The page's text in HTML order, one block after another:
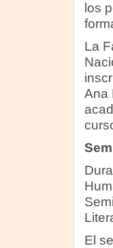
los
La
Ana
El